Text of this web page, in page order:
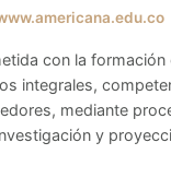
con la formación
integrales,
mediante
y